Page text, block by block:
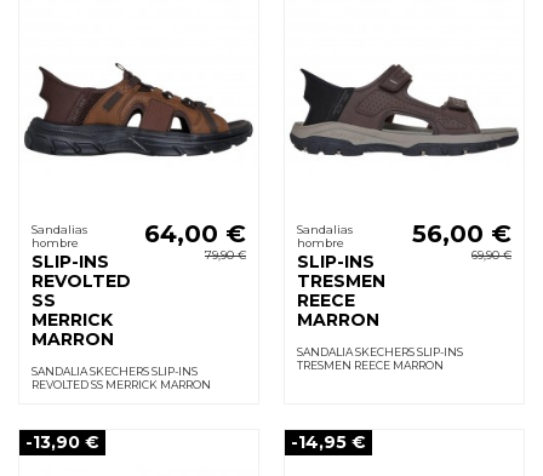
Sandalias
hombre
SLIP-INS
REVOLTED
SS
MERRICK
MARRON
64,00 €
79,90 €
SANDALIA SKECHERS SLIP-INS
REVOLTED SS MERRICK MARRON
Sandalias
hombre
SLIP-INS
TRESMEN
REECE
MARRON
56,00 €
69,90 €
SANDALIA SKECHERS SLIP-INS
TRESMEN REECE MARRON
-13,90 € -14,95 €